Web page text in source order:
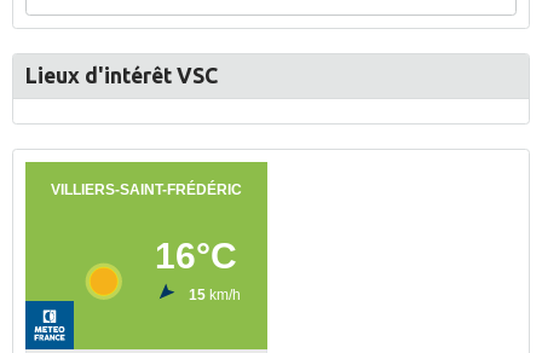
Lieux d'intérêt VSC